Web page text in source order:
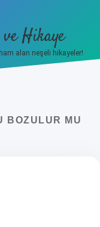
ve Hikaye
alan neşeli hikayeler!
BOZULUR MU